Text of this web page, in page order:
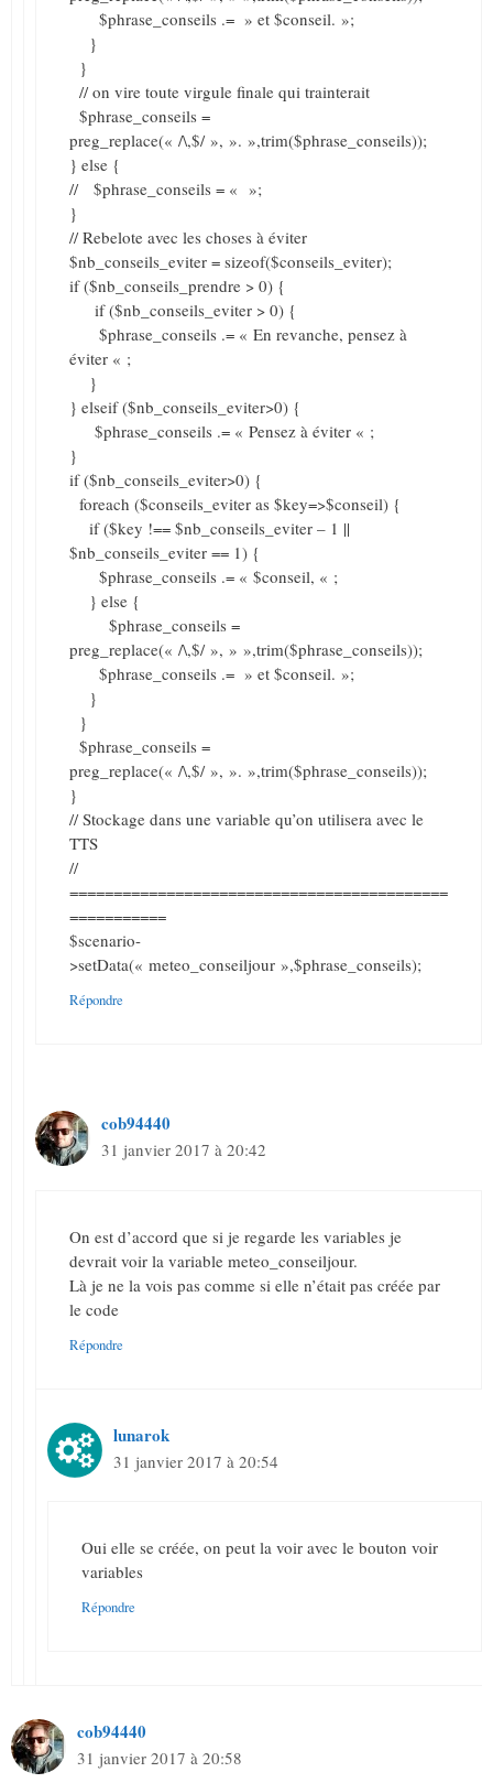
$phrase_conseils .= » et $conseil. »;
}
}
// on vire toute virgule finale qui trainterait
$phrase_conseils =
preg_replace(« /\,$/ », ». »,trim($phrase_conseils));
} else {
// $phrase_conseils = « »;
}
// Rebelote avec les choses à éviter
$nb_conseils_eviter = sizeof($conseils_eviter);
if ($nb_conseils_prendre > 0) {
if ($nb_conseils_eviter > 0) {
$phrase_conseils .= « En revanche, pensez à
éviter « ;
}
} elseif ($nb_conseils_eviter>0) {
$phrase_conseils .= « Pensez à éviter « ;
}
if ($nb_conseils_eviter>0) {
foreach ($conseils_eviter as $key=>$conseil) {
if ($key !== $nb_conseils_eviter – 1 ||
$nb_conseils_eviter == 1) {
$phrase_conseils .= « $conseil, « ;
} else {
$phrase_conseils =
preg_replace(« /\,$/ », » »,trim($phrase_conseils));
$phrase_conseils .= » et $conseil. »;
}
}
$phrase_conseils =
preg_replace(« /\,$/ », ». »,trim($phrase_conseils));
}
// Stockage dans une variable qu’on utilisera avec le
TTS
//
===========================================
===========
$scenario-
>setData(« meteo_conseiljour »,$phrase_conseils);
Répondre
cob94440
31 janvier 2017 à 20:42
On est d’accord que si je regarde les variables je
devrait voir la variable meteo_conseiljour.
Là je ne la vois pas comme si elle n’était pas créée par
le code
Répondre
lunarok
31 janvier 2017 à 20:54
Oui elle se créée, on peut la voir avec le bouton voir
variables
Répondre
cob94440
31 janvier 2017 à 20:58